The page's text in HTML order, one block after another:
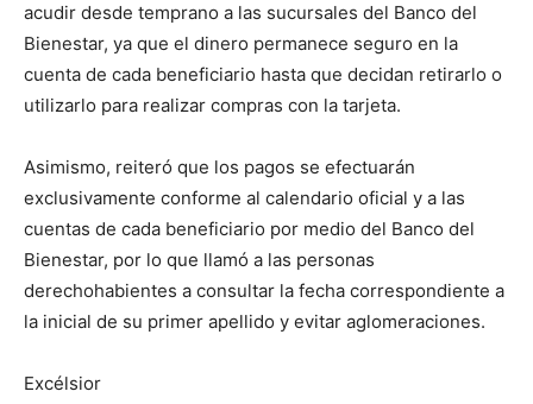
acudir desde temprano a las sucursales del Banco del
Bienestar, ya que el dinero permanece seguro en la
cuenta de cada beneficiario hasta que decidan retirarlo o
utilizarlo para realizar compras con la tarjeta.
Asimismo, reiteró que los pagos se efectuarán
exclusivamente conforme al calendario oficial y a las
cuentas de cada beneficiario por medio del Banco del
Bienestar, por lo que llamó a las personas
derechohabientes a consultar la fecha correspondiente a
la inicial de su primer apellido y evitar aglomeraciones.
Excélsior